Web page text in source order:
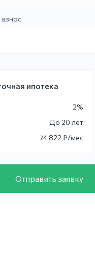
ипотека
2%
До 20 лет
74 822 ₽/мес
Отправить заявку